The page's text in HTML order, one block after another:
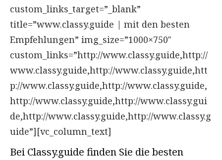
custom_links_target=”_blank”
title=”www.classy.guide | mit den besten
Empfehlungen” img_size=”1000×750″
custom_links=”http://www.classy.guide,http://
www.classy.guide,http://www.classy.guide,htt
p://www.classy.guide,http://www.classy.guide,
http://www.classy.guide,http://www.classy.gui
de,http://www.classy.guide,http://www.classy.g
uide”][vc_column_text]
Bei Classy.guide finden Sie die besten